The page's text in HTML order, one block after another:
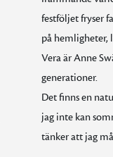
festföljet fryser
på hemligheter,
Vera är Anne
generationer.
Det finns en
jag inte kan
tänker att jag